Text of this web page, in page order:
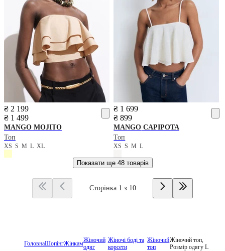
₴ 2 199
₴ 1 499
MANGO MOJITO
Топ
XS S M L XL
₴ 1 699
₴ 899
MANGO CAPIPOTA
Топ
XSSML
Показати ще 48 товарів
Сторінка 1 з 10
ГоловнаШопінгЖінкамЖіночий
одяг
Жіночі боді та
корсети
Жіночий
топ
Жіночий топ,
Розмір одягу L